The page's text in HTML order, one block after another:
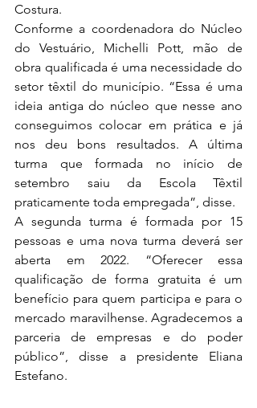
Costura.
Conforme a coordenadora do Núcleo
do Vestuário, Michelli Pott, mão de
obra qualificada é uma necessidade do
setor têxtil do município. “Essa é uma
ideia antiga do núcleo que nesse ano
conseguimos colocar em prática e já
nos deu bons resultados. A última
turma que formada no início de
setembro saiu da Escola Têxtil
praticamente toda empregada”, disse.
A segunda turma é formada por 15
pessoas e uma nova turma deverá ser
aberta em 2022. “Oferecer essa
qualificação de forma gratuita é um
benefício para quem participa e para o
mercado maravilhense. Agradecemos a
parceria de empresas e do poder
público”, disse a presidente Eliana
Estefano.